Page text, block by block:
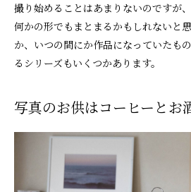
撮り始めることはあまりないのですが
何かの形でもまとまるかもしれないと
か、いつの間にか作品になっていたも
るシリーズもいくつかあります。
写真のお供はコーヒーとお